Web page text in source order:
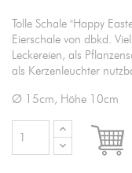
Tolle Schale "Happy
Eierschale von dbkd.
Leckereien, als
als Kerzenleuchter
Ø 15cm, Höhe 10cm
